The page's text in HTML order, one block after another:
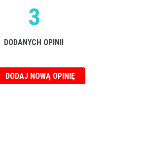
3
DODANYCH OPINII
DODAJ NOWĄ OPINIĘ